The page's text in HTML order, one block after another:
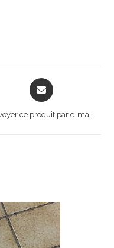
Opens
in
new
ce produit par e-mail